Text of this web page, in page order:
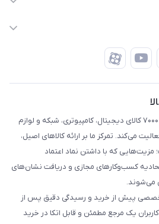
11014
(HPKALA) با بیش از ۷۰۰۰ کالای دیجیتال، کامپیوتری، شبکه و لوازم
می‌کند. تمرکز ما بر ارائه کالاهای اصیل،
که با داشتن نماد اعتماد
کسب‌وکارهای مجازی و دریافت نشان‌های
می‌شوند.
پیش از خرید و رسیدگی دقیق پس از
یک مرجع مطمئن و قابل اتکا در خرید